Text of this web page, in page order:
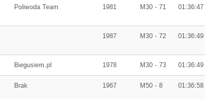
Poliwoda Team 1981 M30 - 71 01:36:47
1987 M30 - 72 01:36:49
Biegusiem.pl 1978 M30 - 73 01:36:49
Brak 1967 M50 - 8 01:36:58